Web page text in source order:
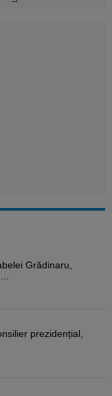
Grădinaru,
prezidențial,